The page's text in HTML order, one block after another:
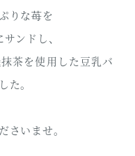
りな苺を
ンドし、
茶を使用した豆乳バ
た。
さいませ。